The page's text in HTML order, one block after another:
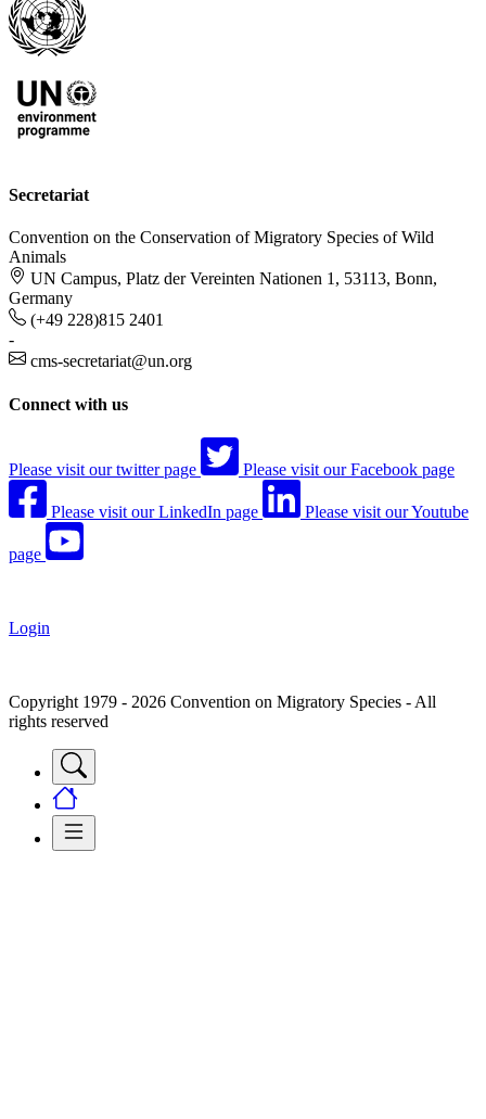
Secretariat
Convention on the Conservation of Migratory Species of Wild
Animals
UN Campus, Platz der Vereinten Nationen 1, 53113, Bonn,
Germany
(+49 228)815 2401
-
cms-secretariat@un.org
Connect with us
Please visit our twitter page Please visit our Facebook page
Please visit our LinkedIn page Please visit our Youtube
page
Login
Copyright 1979 - 2026 Convention on Migratory Species - All
rights reserved